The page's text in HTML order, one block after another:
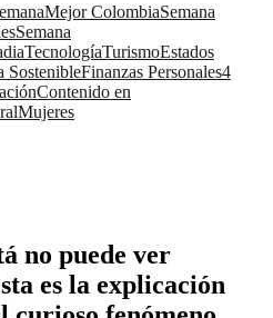
Mejor ColombiaSemana
Semana
TecnologíaTurismoEstados
SostenibleFinanzas Personales4
Contenido en
Mujeres
no puede ver
es la explicación